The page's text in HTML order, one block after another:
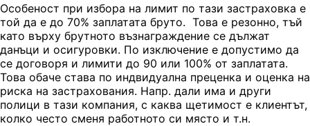
Особеност при избора на лимит по тази застраховка е
той да е до 70% заплатата бруто. Това е резонно, тъй
като върху брутното възнаграждение се дължат
данъци и осигуровки. По изключение е допустимо да
се договоря и лимити до 90 или 100% от заплатата.
Това обаче става по индвидуална преценка и оценка на
риска на застрахования. Напр. дали има и други
полици в тази компания, с каква щетимост е клиентът,
колко често сменя работното си място и т.н.